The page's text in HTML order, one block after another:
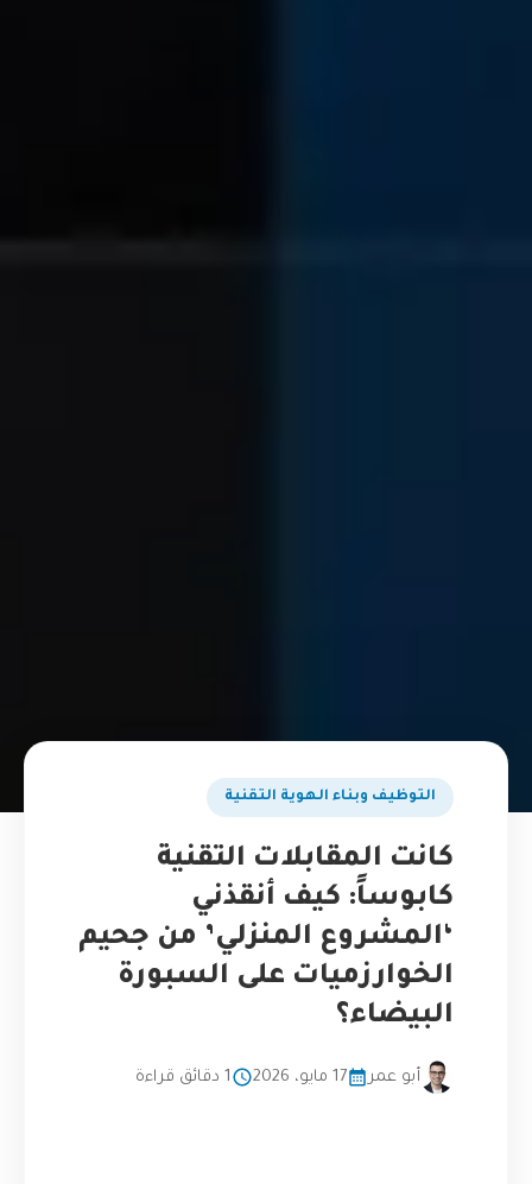
التوظيف وبناء الهوية التقنية
كانت المقابلات التقنية
كابوساً: كيف أنقذني
‘المشروع المنزلي’ من جحيم
الخوارزميات على السبورة
البيضاء؟
أبو عمر 17 مايو، 2026 1 دقائق قراءة